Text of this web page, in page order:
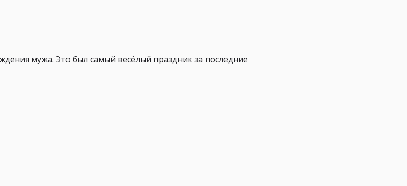
мужа. Это был самый весёлый праздник за последние